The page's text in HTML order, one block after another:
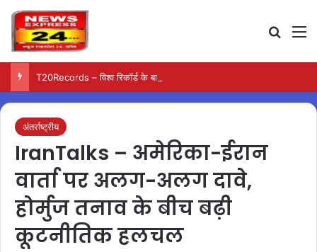
अंतर्राष्ट्रीय
IranTalks – अमेरिका-ईरान
वार्ता पर अलग-अलग दावे,
होर्मुज तनाव के बीच बढ़ी
कूटनीतिक हलचल